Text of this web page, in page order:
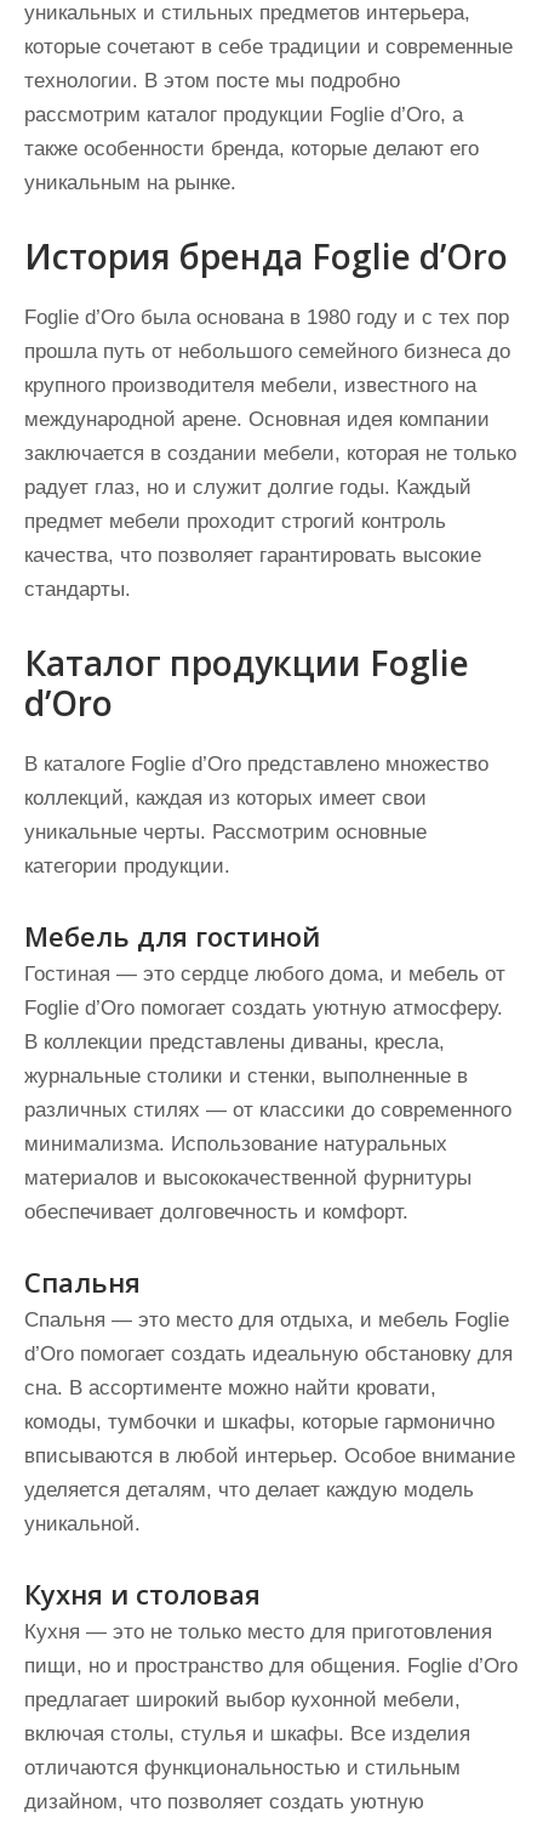
уникальных и стильных предметов интерьера,
которые сочетают в себе традиции и современные
технологии. В этом посте мы подробно
рассмотрим каталог продукции Foglie d’Oro, а
также особенности бренда, которые делают его
уникальным на рынке.
История бренда Foglie d’Oro
Foglie d’Oro была основана в 1980 году и с тех пор
прошла путь от небольшого семейного бизнеса до
крупного производителя мебели, известного на
международной арене. Основная идея компании
заключается в создании мебели, которая не только
радует глаз, но и служит долгие годы. Каждый
предмет мебели проходит строгий контроль
качества, что позволяет гарантировать высокие
стандарты.
Каталог продукции Foglie
d’Oro
В каталоге Foglie d’Oro представлено множество
коллекций, каждая из которых имеет свои
уникальные черты. Рассмотрим основные
категории продукции.
Мебель для гостиной
Гостиная — это сердце любого дома, и мебель от
Foglie d’Oro помогает создать уютную атмосферу.
В коллекции представлены диваны, кресла,
журнальные столики и стенки, выполненные в
различных стилях — от классики до современного
минимализма. Использование натуральных
материалов и высококачественной фурнитуры
обеспечивает долговечность и комфорт.
Спальня
Спальня — это место для отдыха, и мебель Foglie
d’Oro помогает создать идеальную обстановку для
сна. В ассортименте можно найти кровати,
комоды, тумбочки и шкафы, которые гармонично
вписываются в любой интерьер. Особое внимание
уделяется деталям, что делает каждую модель
уникальной.
Кухня и столовая
Кухня — это не только место для приготовления
пищи, но и пространство для общения. Foglie d’Oro
предлагает широкий выбор кухонной мебели,
включая столы, стулья и шкафы. Все изделия
отличаются функциональностью и стильным
дизайном, что позволяет создать уютную